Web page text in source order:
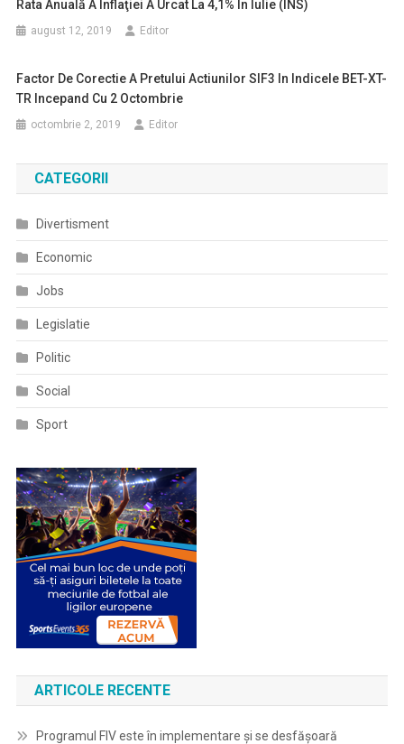
Rata Anuală A Inflaţiei A Urcat La 4,1% În Iulie (INS)
august 12, 2019 Editor
Factor De Corectie A Pretului Actiunilor SIF3 In Indicele BET-XT-
TR Incepand Cu 2 Octombrie
octombrie 2, 2019 Editor
CATEGORII
Divertisment
Economic
Jobs
Legislatie
Politic
Social
Sport
ARTICOLE RECENTE
Programul FIV este în implementare și se desfășoară